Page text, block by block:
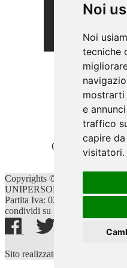
Noi
Noi
tecniche
mostrarti
e
traffico
capire
visitatori.
Via
91025 -
Telefono:
Email:
Orari di lavoro:
Copyrights © 2026 NEW
UNIPERSONALE Tutti i diritti
Partita Iva: 02887280812 /
condividi su
Sito realizzato con